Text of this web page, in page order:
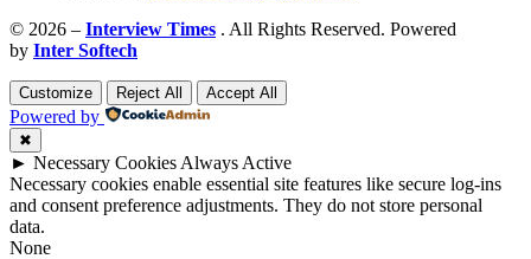
© 2026 – Interview Times . All Rights Reserved. Powered
by Inter Softech
Customize Reject All Accept All
Powered by
✖
► Necessary Cookies Always Active
Necessary cookies enable essential site features like secure log-ins
and consent preference adjustments. They do not store personal
data.
None